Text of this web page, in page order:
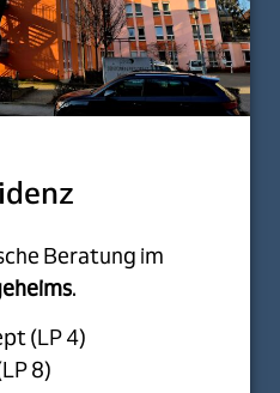
Beratung im
.
(LP 4)
8)